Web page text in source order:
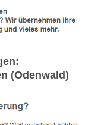
(Odenwald)